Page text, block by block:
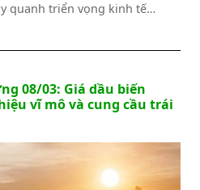
quanh triển vọng kinh tế
Quốc là lực cản lớn về phía
thẳng tại Trung Đông vẫn
08/03: Giá dầu biến
vĩ mô và cung cầu trái